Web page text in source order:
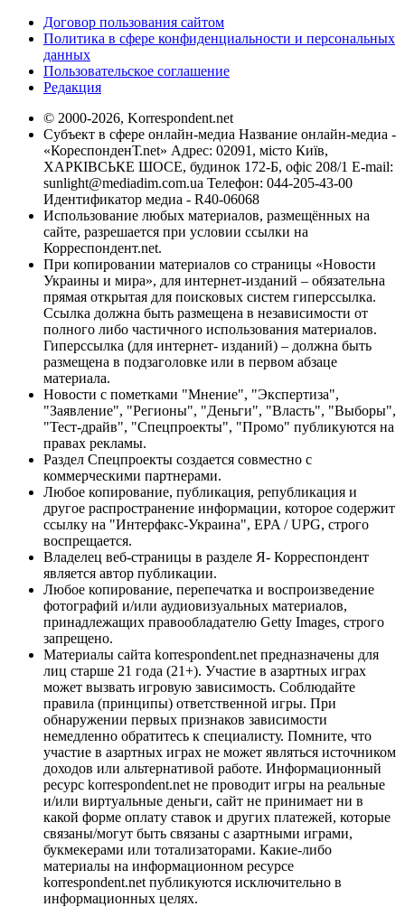
Договор пользования сайтом
Политика в сфере конфиденциальности и персональных
данных
Пользовательское соглашение
Редакция
© 2000-2026, Korrespondent.net
Субъект в сфере онлайн-медиа Название онлайн-медиа -
«КореспонденТ.net» Адрес: 02091, місто Київ,
ХАРКІВСЬКЕ ШОСЕ, будинок 172-Б, офіс 208/1 E-mail:
sunlight@mediadim.com.ua Телефон: 044-205-43-00
Идентификатор медиа - R40-06068
Использование любых материалов, размещённых на
сайте, разрешается при условии ссылки на
Корреспондент.net.
При копировании материалов со страницы «Новости
Украины и мира», для интернет-изданий – обязательна
прямая открытая для поисковых систем гиперссылка.
Ссылка должна быть размещена в независимости от
полного либо частичного использования материалов.
Гиперссылка (для интернет- изданий) – должна быть
размещена в подзаголовке или в первом абзаце
материала.
Новости с пометками "Мнение", "Экспертиза",
"Заявление", "Регионы", "Деньги", "Власть", "Выборы",
"Тест-драйв", "Спецпроекты", "Промо" публикуются на
правах рекламы.
Раздел Спецпроекты создается совместно с
коммерческими партнерами.
Любое копирование, публикация, републикация и
другое распространение информации, которое содержит
ссылку на "Интерфакс-Украина", EPA / UPG, строго
воспрещается.
Владелец веб-страницы в разделе Я- Корреспондент
является автор публикации.
Любое копирование, перепечатка и воспроизведение
фотографий и/или аудиовизуальных материалов,
принадлежащих правообладателю Getty Images, строго
запрещено.
Материалы сайта korrespondent.net предназначены для
лиц старше 21 года (21+). Участие в азартных играх
может вызвать игровую зависимость. Соблюдайте
правила (принципы) ответственной игры. При
обнаружении первых признаков зависимости
немедленно обратитесь к специалисту. Помните, что
участие в азартных играх не может являться источником
доходов или альтернативой работе. Информационный
ресурс korrespondent.net не проводит игры на реальные
и/или виртуальные деньги, сайт не принимает ни в
какой форме оплату ставок и других платежей, которые
связаны/могут быть связаны с азартными играми,
букмекерами или тотализаторами. Какие-либо
материалы на информационном ресурсе
korrespondent.net публикуются исключительно в
информационных целях.